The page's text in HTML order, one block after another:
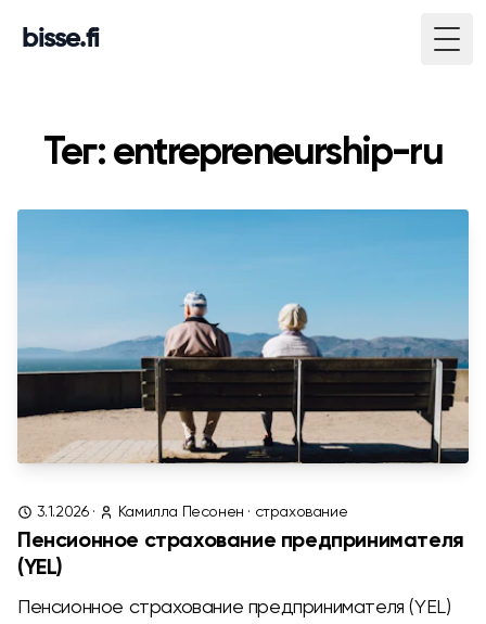
bisse.fi
Тег: entrepreneurship-ru
3.1.2026· Камилла Песонен · страхование
Пенсионное страхование предпринимателя
(YEL)
Пенсионное страхование предпринимателя (YEL)